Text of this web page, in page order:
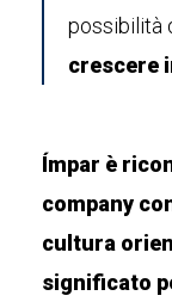
possibilità
crescere
Ímpar è
company
cultura
significato